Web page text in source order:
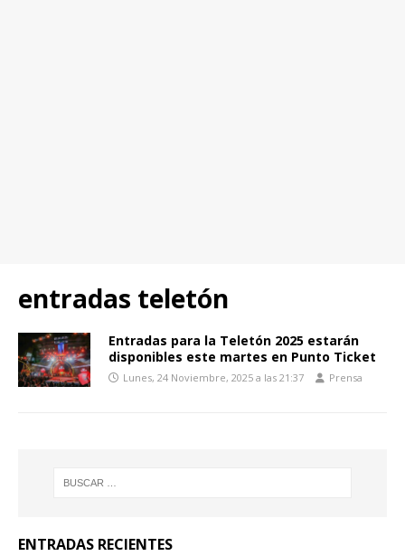
entradas teletón
Entradas para la Teletón 2025 estarán
disponibles este martes en Punto Ticket
Lunes, 24 Noviembre, 2025 a las 21:37 Prensa
ENTRADAS RECIENTES